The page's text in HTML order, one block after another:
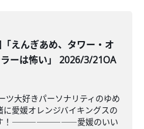
えんぎあめ、タワー・オ
ーは怖い」 2026/3/21OA
大好きパーソナリティのゆめ
愛媛オレンジバイキングスの
す！――――――――愛媛のいい